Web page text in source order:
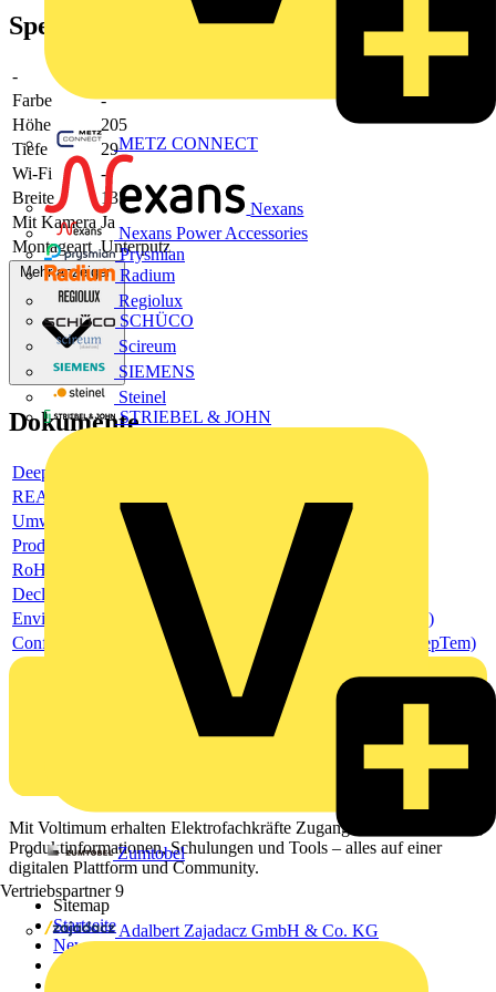
METZ CONNECT
Nexans
Nexans Power Accessories
Prysmian
Radium
Regiolux
SCHÜCO
Scireum
SIEMENS
Steinel
STRIEBEL & JOHN
Zumtobel
Vertriebspartner 9
Adalbert Zajadacz GmbH & Co. KG
Spezifikationen
-
Farbe
-
Höhe
205
Tiefe
29
Wi-Fi
-
Breite
135
Mit Kamera Ja
Montageart Unterputz
Mehr anzeigen
Dokumente
Deeplink product page
REACH Declaration (ReachDeclaration)
Umweltprodukterklärung - EPD, EcoSolutions Profil
Product data sheet
RoHS Declaration (RoHSInformation)
Declaration of Conformity - CE (DecConCe)
Environmental Product Declaration - EPD (EnvProDecEpd)
Conflict Minerals Reporting Template (CMRT) (ConMinRepTem)
Mit Voltimum erhalten Elektrofachkräfte Zugang zu Branchennews,
Produktinformationen, Schulungen und Tools – alles auf einer
digitalen Plattform und Community.
Sitemap
Startseite
News
Akademie